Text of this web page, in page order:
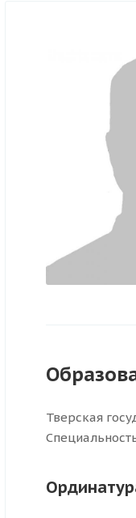
Тверская